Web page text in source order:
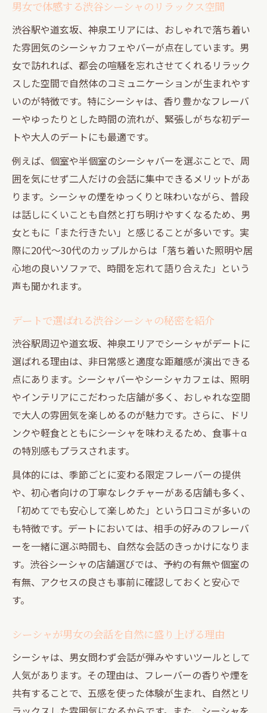
男女で体感する渋谷シーシャのリラックス空間
渋谷駅や道玄坂、神泉エリアには、おしゃれで落ち着い
た雰囲気のシーシャカフェやバーが点在しています。男
女で訪れれば、都会の喧騒を忘れさせてくれるリラック
スした空間で自然体のコミュニケーションが生まれやす
いのが特徴です。特にシーシャは、香り豊かなフレーバ
ーやゆったりとした時間の流れが、緊張しがちな初デー
トや大人のデートにも最適です。
例えば、個室や半個室のシーシャバーを選ぶことで、周
囲を気にせず二人だけの会話に集中できるメリットがあ
ります。シーシャの煙をゆっくりと味わいながら、普段
は話しにくいことも自然と打ち明けやすくなるため、男
女ともに「また行きたい」と感じることが多いです。実
際に20代～30代のカップルからは「落ち着いた照明や居
心地の良いソファで、時間を忘れて語り合えた」という
声も聞かれます。
デートで選ばれる渋谷シーシャの秘密を紹介
渋谷駅周辺や道玄坂、神泉エリアでシーシャがデートに
選ばれる理由は、非日常感と適度な距離感が演出できる
点にあります。シーシャバーやシーシャカフェは、照明
やインテリアにこだわった店舗が多く、おしゃれな空間
で大人の雰囲気を楽しめるのが魅力です。さらに、ドリ
ンクや軽食とともにシーシャを味わえるため、食事＋α
の特別感もプラスされます。
具体的には、季節ごとに変わる限定フレーバーの提供
や、初心者向けの丁寧なレクチャーがある店舗も多く、
「初めてでも安心して楽しめた」という口コミが多いの
も特徴です。デートにおいては、相手の好みのフレーバ
ーを一緒に選ぶ時間も、自然な会話のきっかけになりま
す。渋谷シーシャの店舗選びでは、予約の有無や個室の
有無、アクセスの良さも事前に確認しておくと安心で
す。
シーシャが男女の会話を自然に盛り上げる理由
シーシャは、男女問わず会話が弾みやすいツールとして
人気があります。その理由は、フレーバーの香りや煙を
共有することで、五感を使った体験が生まれ、自然とリ